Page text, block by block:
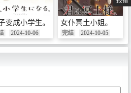
生活
变成小学生。
2024-10-06
女仆冥土小姐。
完结 2024-10-05